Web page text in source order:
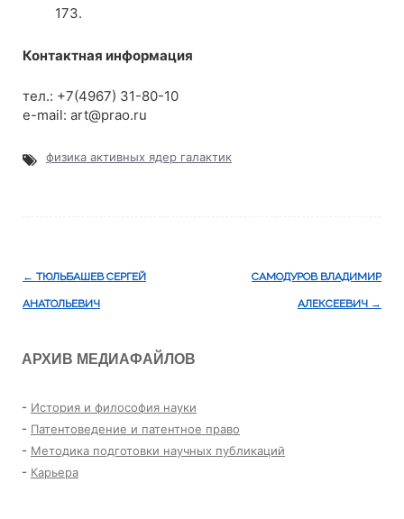
173.
Контактная информация
тел.: +7(4967) 31-80-10
e-mail: art@prao.ru
физика активных ядер галактик
Навигация
по
← ТЮЛЬБАШЕВ СЕРГЕЙ
АНАТОЛЬЕВИЧ
САМОДУРОВ ВЛАДИМИР
АЛЕКСЕЕВИЧ →
АРХИВ МЕДИАФАЙЛОВ
- История и философия науки
- Патентоведение и патентное право
- Методика подготовки научных публикаций
- Карьера